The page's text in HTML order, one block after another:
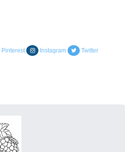
Pinterest Instagram Twitter